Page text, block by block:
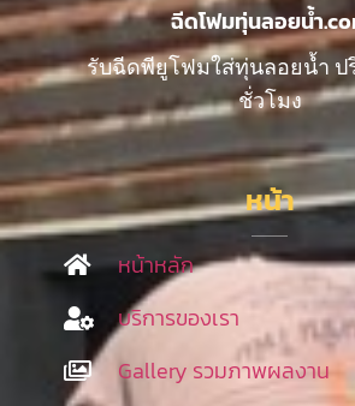
ฉีดโฟมทุ่นลอยน้ำ
รับฉีดพียูโฟมใส่ทุ่นลอยน้ำ ป
ชั่วโมง
หน้า
หน้าหลัก
บริการของเรา
Gallery รวมภาพผลงาน